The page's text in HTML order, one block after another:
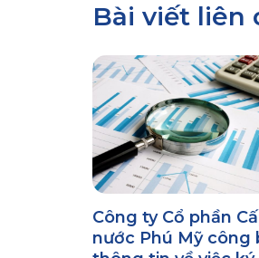
Bài viết liên
Công ty Cổ phần
nước Phú Mỹ công